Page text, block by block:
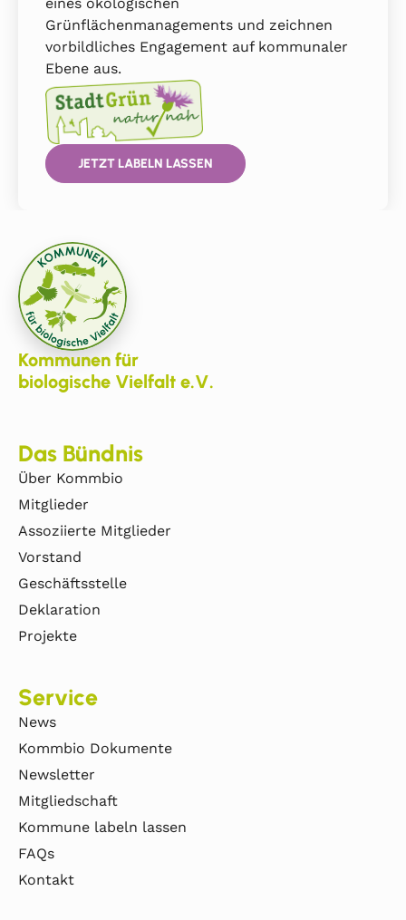
Grünflächenmanagements und zeichnen
vorbildliches Engagement auf kommunaler
Ebene aus.
JETZT LABELN LASSEN
Kommunen für
biologische Vielfalt e.V.
Das Bündnis
Über Kommbio
Mitglieder
Assoziierte Mitglieder
Vorstand
Geschäftsstelle
Deklaration
Projekte
Service
News
Kommbio Dokumente
Newsletter
Mitgliedschaft
Kommune labeln lassen
FAQs
Kontakt